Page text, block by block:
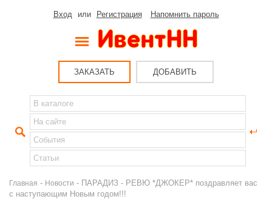
Вход или Регистрация Напомнить пароль
ЗАКАЗАТЬ ДОБАВИТЬ
Главная - Новости - ПАРАДИЗ - РЕВЮ *ДЖОКЕР* поздравляет вас
с наступающим Новым годом!!!